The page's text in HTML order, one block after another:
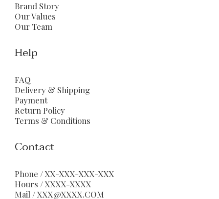
Brand Story
Our Values
Our Team
Help
FAQ
Delivery & Shipping
Payment
Return Policy
Terms & Conditions
Contact
Phone / XX-XXX-XXX-XXX
Hours / XXXX-XXXX
Mail / XXX@XXXX.COM